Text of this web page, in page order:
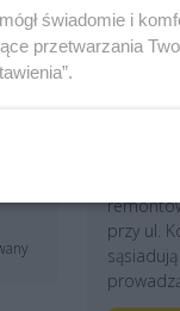
w
ZBiLK
przy ul.
świadomie i
przetwarzania